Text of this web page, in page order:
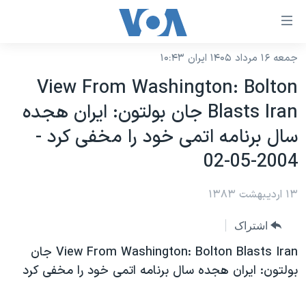
لینکهای
دسترسی
جهش
محتوای
اصلی
جهش
صفحه
جهش
به
جستجو
نسخه سبک وب‌سایت
موضوع ها
ایران
جهان
ورزشی
گزیده‌ها
ویژه برنامه‌ها
برنامه های تلویزیونی
جدول برنامه ها
صفحه‌های ویژه
جام جهانی ۲۰۲۶
عملیات خشم حماسی
۲۵۰سالگی آمریکا
فرکانس‌های صدای آمریکا
پخش رادیویی
یادگیری زبان انگلیسی
جمعه ۱۶ مرداد ۱۴۰۵ ایران ۱۰:۴۳
View From Washington: Bolton
Blasts Iran جان بولتون: ايران هجده
سال برنامه اتمی خود را مخفی کرد -
2004-05-02
۱۳ اردیبهشت ۱۳۸۳
اشتراک
View From Washington: Bolton Blasts Iran جان
بولتون: ايران هجده سال برنامه اتمی خود را مخفی کرد